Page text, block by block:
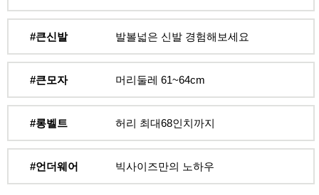
#큰신발 발볼넓은 신발 경험해보세요
#큰모자 머리둘레 61~64cm
#롱벨트 허리 최대68인치까지
#언더웨어 빅사이즈만의 노하우